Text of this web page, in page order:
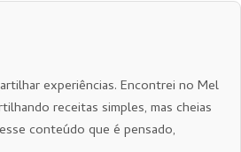
experiências. Encontrei no Mel
receitas simples, mas cheias
conteúdo que é pensado,